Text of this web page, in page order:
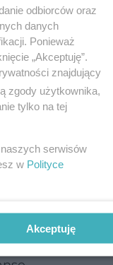
odbiorców oraz
danych
Ponieważ
„Akceptuję”.
znajdujący
zgody użytkownika,
tylko na tej
serwisów
w Polityce
Akceptuję